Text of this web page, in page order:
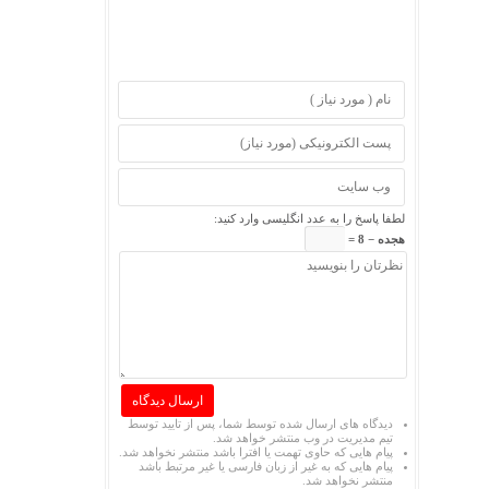
لطفا پاسخ را به عدد انگلیسی وارد کنید:
هجده − 8 =
دیدگاه های ارسال شده توسط شما، پس از تایید توسط
تیم مدیریت در وب منتشر خواهد شد.
پیام هایی که حاوی تهمت یا افترا باشد منتشر نخواهد شد.
پیام هایی که به غیر از زبان فارسی یا غیر مرتبط باشد
منتشر نخواهد شد.